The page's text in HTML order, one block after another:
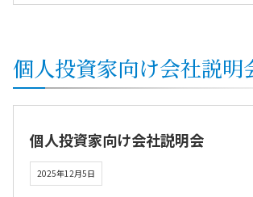
個人投資家向け会社説明
個人投資家向け会社説明会
2025年12月5日